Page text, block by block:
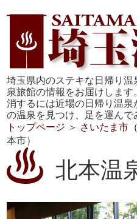
埼玉県内のステキな日帰り
泉旅館の情報をお届けしま
消するには近場の日帰り温泉
の温泉を見つけ、足を運んで
トップページ ＞ さいたま市
本市）
北本温